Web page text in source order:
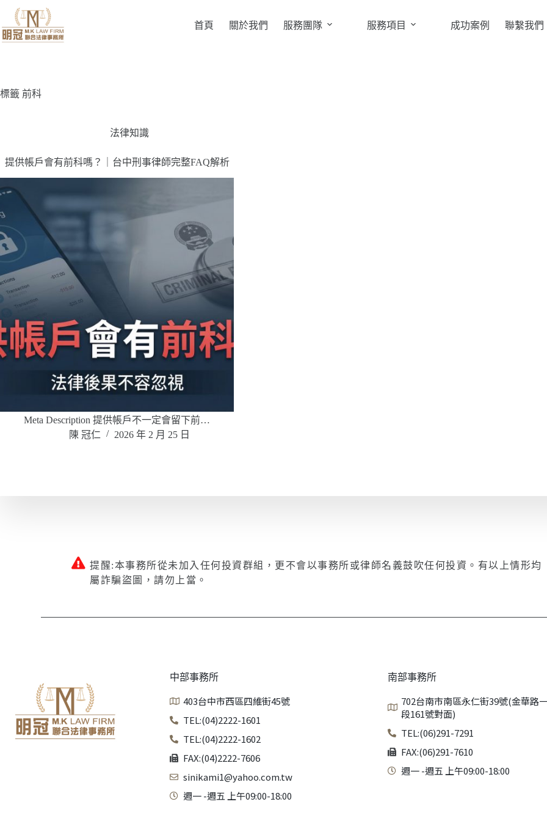
首頁 關於我們 服務團隊 服務項目 成功案例 聯繫我們
標籤 前科
法律知識
提供帳戶會有前科嗎？｜台中刑事律師完整FAQ解析
Meta Description 提供帳戶不一定會留下前…
陳 冠仁
2026 年 2 月 25 日
提醒:本事務所從未加入任何投資群組，更不會以事務所或律師名義鼓吹任何投資。有以上情形均
屬詐騙盜圖，請勿上當。
中部事務所
403台中市西區四維街45號
TEL:(04)2222-1601
TEL:(04)2222-1602
FAX:(04)2222-7606
sinikami1@yahoo.com.tw
週一 -週五 上午09:00-18:00
南部事務所
702台南市南區永仁街39號(金華路
段161號對面)
TEL:(06)291-7291
FAX:(06)291-7610
週一 -週五 上午09:00-18:00